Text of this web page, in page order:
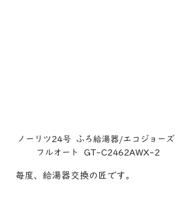
ノーリツ24号  ふろ給湯器/エコジョーズ
フルオート  GT-C2462AWX-2
毎度、給湯器交換の匠です。